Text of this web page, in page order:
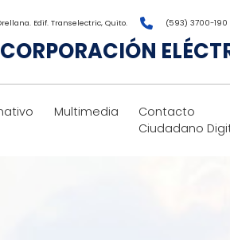
Edif. Transelectric, Quito. (593) 3700-190
CORPORACIÓN
Multimedia
Contacto
Ciudadano